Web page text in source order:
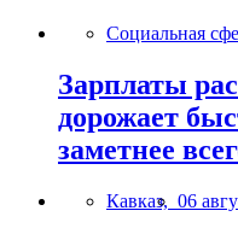
Социальная
Зарплаты
дорожает
заметнее
Кавказ, 06